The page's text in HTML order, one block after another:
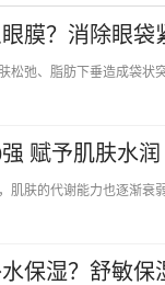
膜？消除眼袋
松弛、脂肪下垂造成袋
赋予肌肤水润
肌肤的代谢能力也逐渐
保湿？舒敏保